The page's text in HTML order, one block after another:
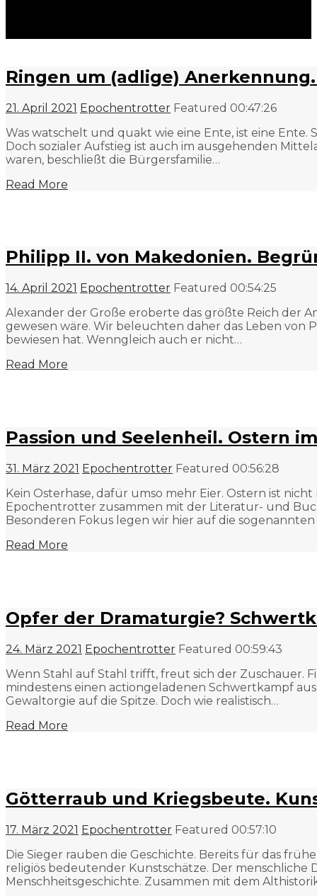
Ringen um (adlige)
21. April 2021 Epochentrotter Featured 00:47:26
Was watschelt und quakt wie eine Ente, ist eine
Doch sozialer Aufstieg ist auch im ausgehenden
waren, beschließt die Bürgersfamilie…
Read More
Philipp II. von Makedonien.
14. April 2021 Epochentrotter Featured 00:54:25
Alexander der Große eroberte das größte Reich der
gewesen wäre. Wir beleuchten daher das Leben von
bewiesen hat. Wenngleich auch er nicht…
Read More
Passion und Seelenheil. Ostern
31. März 2021 Epochentrotter Featured 00:56:28
Kein Osterhase, dafür umso mehr Eier. Ostern ist
Epochentrotter zusammen mit der Literatur- und
Besonderen Fokus legen wir hier auf die
Read More
Opfer der Dramaturgie?
24. März 2021 Epochentrotter Featured 00:59:43
Wenn Stahl auf Stahl trifft, freut sich der Zuschauer.
mindestens einen actiongeladenen Schwertkampf
Gewaltorgie auf die Spitze. Doch wie realistisch…
Read More
Götterraub und Kriegsbeute.
17. März 2021 Epochentrotter Featured 00:57:10
Die Sieger rauben die Geschichte. Bereits für das
religiös bedeutender Kunstschätze. Der
Menschheitsgeschichte. Zusammen mit dem